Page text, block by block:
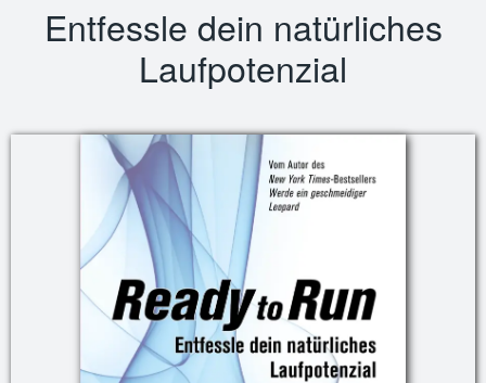
Entfessle dein natürliches
Laufpotenzial